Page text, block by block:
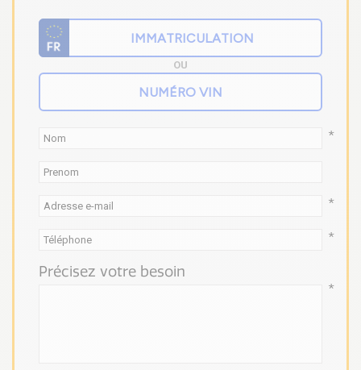
OU
*
*
*
Précisez votre besoin
*